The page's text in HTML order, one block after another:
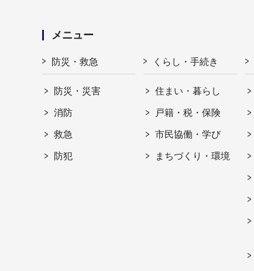
メニュー
防災・救急
防災・災害
消防
救急
防犯
くらし・手続き
住まい・暮らし
戸籍・税・保険
市民協働・学び
まちづくり・環境